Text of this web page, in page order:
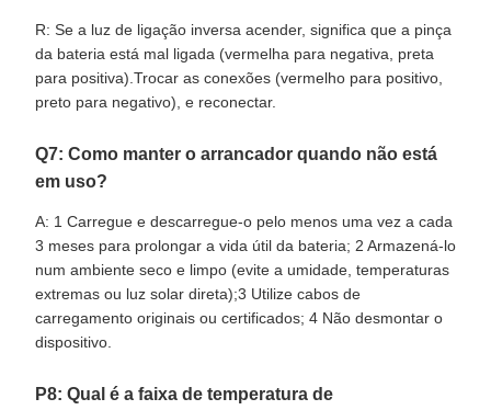
R: Se a luz de ligação inversa acender, significa que a pinça
da bateria está mal ligada (vermelha para negativa, preta
para positiva).Trocar as conexões (vermelho para positivo,
preto para negativo), e reconectar.
Q7: Como manter o arrancador quando não está
em uso?
A: 1 Carregue e descarregue-o pelo menos uma vez a cada
3 meses para prolongar a vida útil da bateria; 2 Armazená-lo
num ambiente seco e limpo (evite a umidade, temperaturas
extremas ou luz solar direta);3 Utilize cabos de
carregamento originais ou certificados; 4 Não desmontar o
dispositivo.
P8: Qual é a faixa de temperatura de